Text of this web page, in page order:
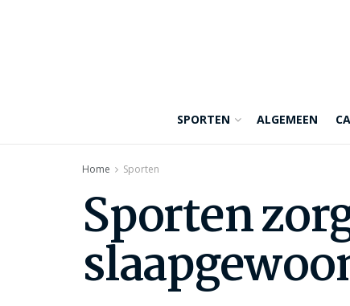
SPORTEN ALGEMEEN
Home Sporten
Sporten